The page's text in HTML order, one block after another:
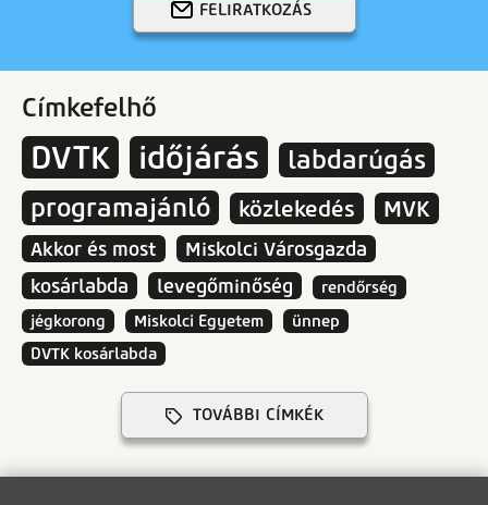
FELIRATKOZÁS
Címkefelhő
DVTK időjárás
labdarúgás
programajánló
közlekedés MVK
Akkor és most
Miskolci Városgazda
kosárlabda
levegőminőség
rendőrség
jégkorong
Miskolci Egyetem
ünnep
DVTK kosárlabda
TOVÁBBI CÍMKÉK